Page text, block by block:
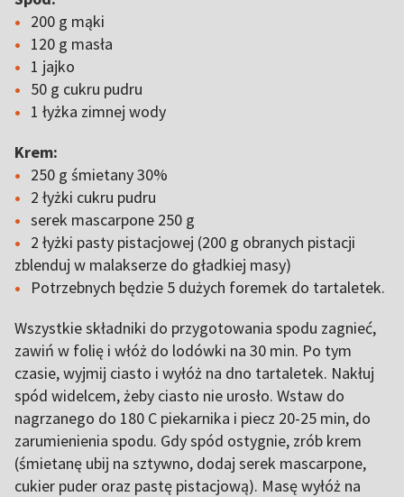
200 g mąki
120 g masła
1 jajko
50 g cukru pudru
1 łyżka zimnej wody
Krem:
250 g śmietany 30%
2 łyżki cukru pudru
serek mascarpone 250 g
2 łyżki pasty pistacjowej (200 g obranych pistacji
zblenduj w malakserze do gładkiej masy)
Potrzebnych będzie 5 dużych foremek do tartaletek.
Wszystkie składniki do przygotowania spodu zagnieć,
zawiń w folię i włóż do lodówki na 30 min. Po tym
czasie, wyjmij ciasto i wyłóż na dno tartaletek. Nakłuj
spód widelcem, żeby ciasto nie urosło. Wstaw do
nagrzanego do 180 C piekarnika i piecz 20-25 min, do
zarumienienia spodu. Gdy spód ostygnie, zrób krem
(śmietanę ubij na sztywno, dodaj serek mascarpone,
cukier puder oraz pastę pistacjową). Masę wyłóż na